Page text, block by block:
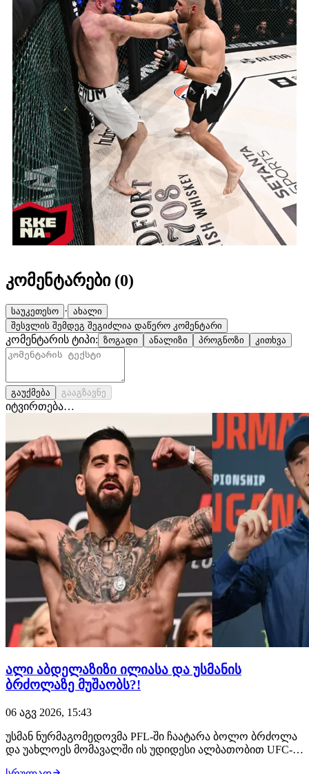
კომენტარები (0)
საუკეთესო · ახალი
შესვლის შემდეგ შეგიძლია დაწერო კომენტარი
კომენტარის ტიპი: ზოგადი ანალიზი პროგნოზი კითხვა
გაუქმება გააგზავნე
იტვირთება…
ალი აბდელაზიზი ილიასა და უსმანის
ბრძოლაზე მუშაობს?!
06 აგვ 2026, 15:43
უსმან ნურმაგომედოვმა PFL-ში ჩაატარა ბოლო ბრძოლა
და უახლოეს მომავალში ის უდიდესი ალბათობით UFC-ის